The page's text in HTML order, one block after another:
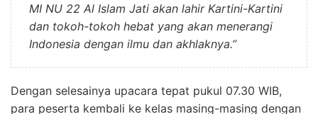
MI NU 22 Al Islam Jati akan lahir Kartini-Kartini
dan tokoh-tokoh hebat yang akan menerangi
Indonesia dengan ilmu dan akhlaknya.”
Dengan selesainya upacara tepat pukul 07.30 WIB,
para peserta kembali ke kelas masing-masing dengan